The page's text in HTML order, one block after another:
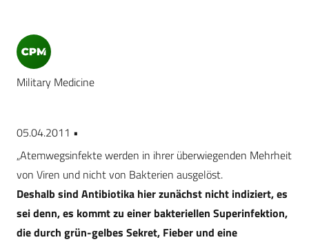
Military Medicine
05.04.2011 •
„Atemwegsinfekte werden in ihrer überwiegenden Mehrheit
von Viren und nicht von Bakterien ausgelöst.
Deshalb sind Antibiotika hier zunächst nicht indiziert, es
sei denn, es kommt zu einer bakteriellen Superinfektion,
die durch grün-gelbes Sekret, Fieber und eine